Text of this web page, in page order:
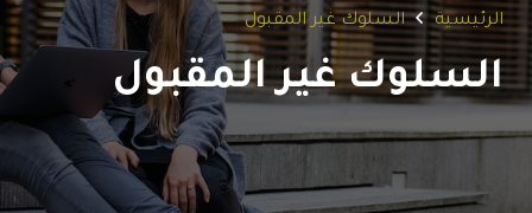
الرئيسية السلوك غير المقبول
السلوك غير المقبول